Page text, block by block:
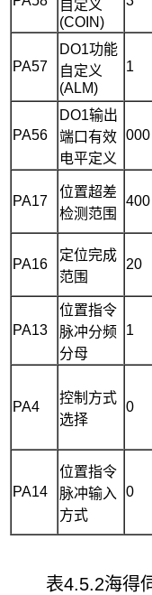
自定义
(COIN)
PA57
DO1功能
自定义
(ALM)
1
PA56
DO1输出
端口有效
电平定义
000
PA17
位置超差
检测范围
400
PA16
定位完成
范围
20
PA13
位置指令
脉冲分频
分母
1
PA4
控制方式
选择
0
PA14
位置指令
脉冲输入
方式
0
表4.5.2海得